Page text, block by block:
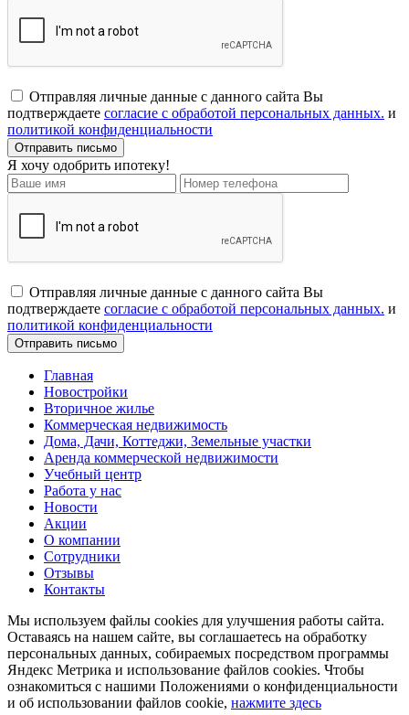
Отправляя личные данные с данного сайта Вы
подтверждаете согласие с обработой персональных данных. и
политикой конфиденциальности
Я хочу одобрить ипотеку!
Отправляя личные данные с данного сайта Вы
подтверждаете согласие с обработой персональных данных. и
политикой конфиденциальности
Главная
Новостройки
Вторичное жилье
Коммерческая недвижимость
Дома, Дачи, Коттеджи, Земельные участки
Аренда коммерческой недвижимости
Учебный центр
Работа у нас
Новости
Акции
О компании
Сотрудники
Отзывы
Контакты
Мы используем файлы cookies для улучшения работы сайта.
Оставаясь на нашем сайте, вы соглашаетесь на обработку
персональных данных, собираемых посредством программы
Яндекс Метрика и использование файлов cookies. Чтобы
ознакомиться с нашими Положениями о конфиденциальности
и об использовании файлов cookie, нажмите здесь